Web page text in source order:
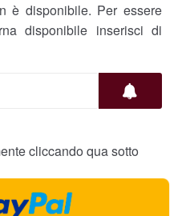
è disponibile. Per essere
disponibile inserisci di
cliccando qua sotto